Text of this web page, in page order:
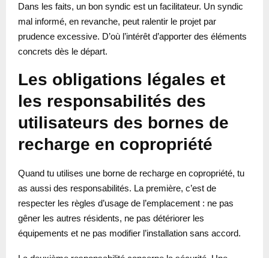
Dans les faits, un bon syndic est un facilitateur. Un syndic
mal informé, en revanche, peut ralentir le projet par
prudence excessive. D’où l’intérêt d’apporter des éléments
concrets dès le départ.
Les obligations légales et
les responsabilités des
utilisateurs des bornes de
recharge en copropriété
Quand tu utilises une borne de recharge en copropriété, tu
as aussi des responsabilités. La première, c’est de
respecter les règles d’usage de l’emplacement : ne pas
gêner les autres résidents, ne pas détériorer les
équipements et ne pas modifier l’installation sans accord.